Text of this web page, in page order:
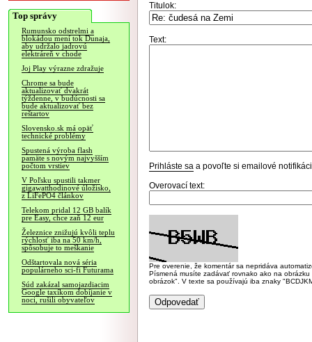
Top správy
Rumunsko odstrelmi a
blokádou mení tok Dunaja,
aby udržalo jadrovú
elektráreň v chode
Joj Play výrazne zdražuje
Chrome sa bude
aktualizovať dvakrát
týždenne, v budúcnosti sa
bude aktualizovať bez
reštartov
Slovensko.sk má opäť
technické problémy
Spustená výroba flash
pamäte s novým najvyšším
počtom vrstiev
V Poľsku spustili takmer
gigawatthodinové úložisko,
z LiFePO4 článkov
Telekom pridal 12 GB balík
pre Easy, chce zaň 12 eur
Železnice znižujú kvôli teplu
rýchlosť iba na 50 km/h,
spôsobuje to meškanie
Odštartovala nová séria
populárneho sci-fi Futurama
Súd zakázal samojazdiacim
Google taxíkom dobíjanie v
noci, rušili obyvateľov
Titulok:
Text:
Prihláste sa a povoľte si emailové
Overovací text:
Pre overenie, že komentár sa nepridáva
Písmená musíte zadávať rovnako ako na
obrázok". V texte sa používajú iba znaky